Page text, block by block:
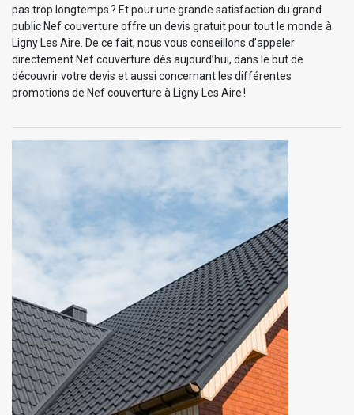
pas trop longtemps ? Et pour une grande satisfaction du grand
public Nef couverture offre un devis gratuit pour tout le monde à
Ligny Les Aire. De ce fait, nous vous conseillons d’appeler
directement Nef couverture dès aujourd’hui, dans le but de
découvrir votre devis et aussi concernant les différentes
promotions de Nef couverture à Ligny Les Aire !